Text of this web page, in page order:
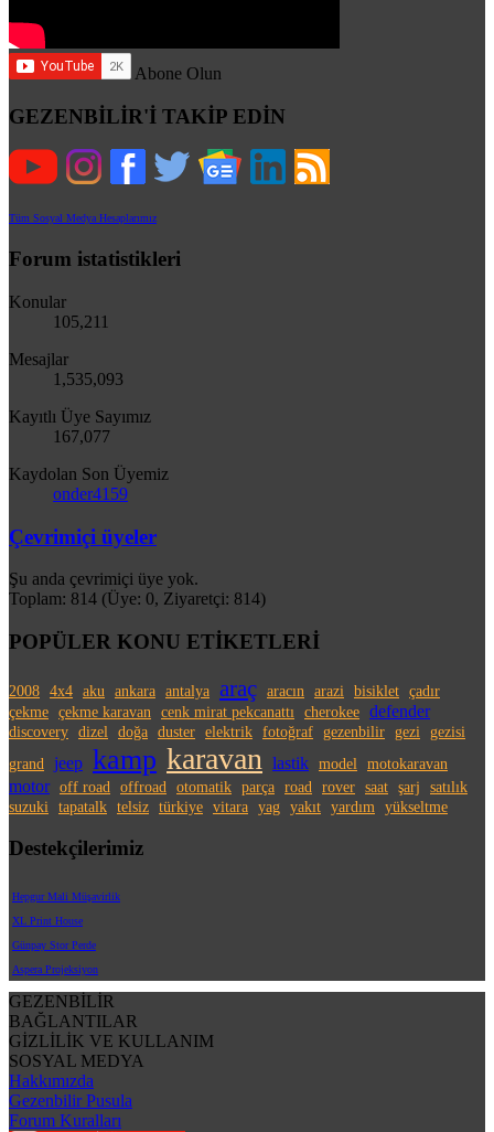
Abone Olun
GEZENBİLİR'İ TAKİP EDİN
Tüm Sosyal Medya Hesaplarımız
Forum istatistikleri
Konular
105,211
Mesajlar
1,535,093
Kayıtlı Üye Sayımız
167,077
Kaydolan Son Üyemiz
onder4159
Çevrimiçi üyeler
Şu anda çevrimiçi üye yok.
Toplam: 814 (Üye: 0, Ziyaretçi: 814)
POPÜLER KONU ETİKETLERİ
2008 4x4 aku ankara antalya araç aracın arazi bisiklet çadır
çekme çekme karavan cenk mirat pekcanattı cherokee defender
discovery dizel doğa duster elektrik fotoğraf gezenbilir gezi
gezisi
grand
jeep kamp karavan lastik model motokaravan
motor off road offroad otomatik parça road rover saat şarj
satılık
suzuki
tapatalk telsiz türkiye vitara yag yakıt yardım yükseltme
Destekçilerimiz
Hepgur Mali Müşavirlik
XL Print House
Günpay Stor Perde
Aspera Projeksiyon
GEZENBİLİR
BAĞLANTILAR
GİZLİLİK VE KULLANIM
SOSYAL MEDYA
Hakkımızda
Gezenbilir Pusula
Forum Kuralları